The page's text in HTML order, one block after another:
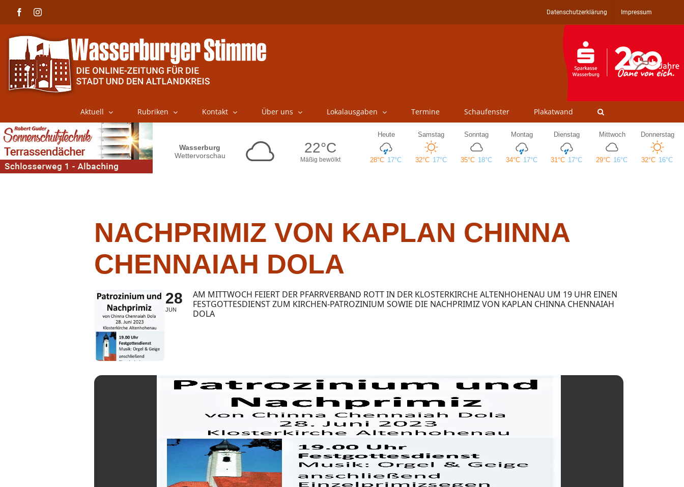
FacebookInstagram Datenschutzerklärung Impressum
Aktuell Rubriken Kontakt Über uns Lokalausgaben Termine Schaufenster Plakatwand
NACHPRIMIZ VON KAPLAN CHINNA
CHENNAIAH DOLA
28
JUN
AM MITTWOCH FEIERT DER PFARRVERBAND ROTT IN DER KLOSTERKIRCHE ALTENHOHENAU UM 19 UHR EINEN
FESTGOTTESDIENST ZUM KIRCHEN-PATROZINIUM SOWIE DIE NACHPRIMIZ VON KAPLAN CHINNA CHENNAIAH
DOLA